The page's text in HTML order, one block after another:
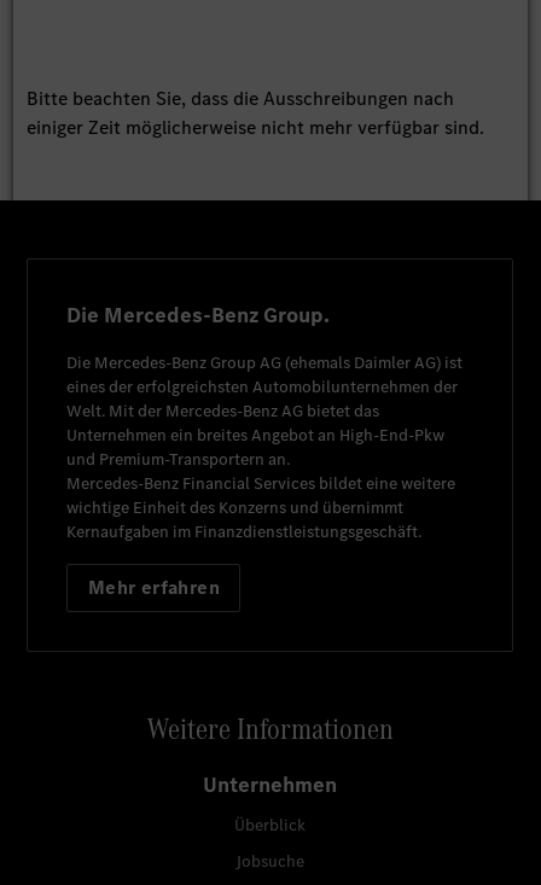
Bitte beachten Sie, dass die Ausschreibungen nach
einiger Zeit möglicherweise nicht mehr verfügbar sind.
Die Mercedes-Benz Group.
Die Mercedes-Benz Group AG (ehemals Daimler AG) ist
eines der erfolgreichsten Automobilunternehmen der
Welt. Mit der Mercedes-Benz AG bietet das
Unternehmen ein breites Angebot an High-End-Pkw
und Premium-Transportern an.
Mercedes-Benz Financial Services bildet eine weitere
wichtige Einheit des Konzerns und übernimmt
Kernaufgaben im Finanzdienstleistungsgeschäft.
Mehr erfahren
Weitere Informationen
Unternehmen
Überblick
Jobsuche